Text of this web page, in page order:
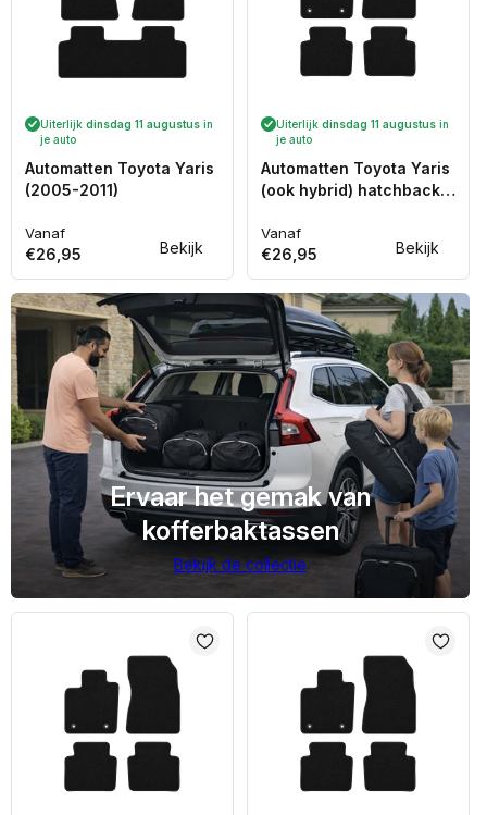
Bekijk
Uiterlijk dinsdag 11 augustus in
je auto
Automatten Toyota Yaris
(2005-2011)
Normale
prijs
Vanaf
€26,95 Bekijk
Uiterlijk dinsdag 11 augustus in
je auto
Automatten Toyota Yaris
(ook hybrid) hatchback /
Heden)
Normale
prijs
Vanaf
€26,95
Ervaar het gemak van
kofferbaktassen
Bekijk de collectie